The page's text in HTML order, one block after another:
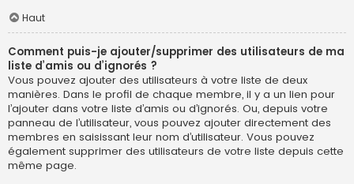
Haut
Comment puis-je ajouter/supprimer des utilisateurs de ma
liste d’amis ou d’ignorés ?
Vous pouvez ajouter des utilisateurs à votre liste de deux
manières. Dans le profil de chaque membre, il y a un lien pour
l’ajouter dans votre liste d’amis ou d’ignorés. Ou, depuis votre
panneau de l’utilisateur, vous pouvez ajouter directement des
membres en saisissant leur nom d’utilisateur. Vous pouvez
également supprimer des utilisateurs de votre liste depuis cette
même page.